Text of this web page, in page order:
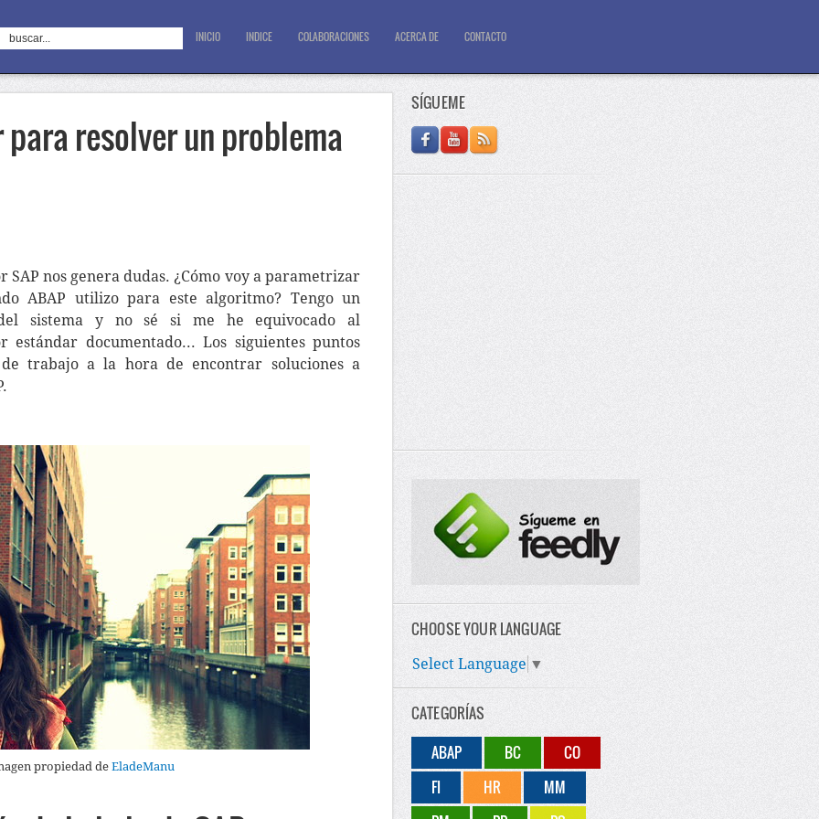
INICIO INDICE COLABORACIONES ACERCA DE CONTACTO
para resolver un problema
nos genera dudas. ¿Cómo voy a parametrizar
ABAP utilizo para este algoritmo? Tengo un
del sistema y no sé si me he equivocado al
documentado... Los siguientes puntos
trabajo a la hora de encontrar soluciones a
propiedad de EladeManu
SÍGUEME
CHOOSE YOUR LANGUAGE
Select Language ▼
CATEGORÍAS
ABAP
BC
CO
FI
HR
MM